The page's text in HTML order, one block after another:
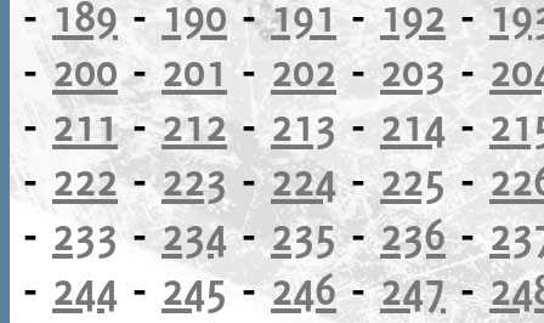
- 189- 190 -191- 192 -
-200-201 - 202 - 203 -
- 211-212-213- 214-
- 222-223-224- 225-
- 233 -234- 235-236-
- 244 - 245-246-247-